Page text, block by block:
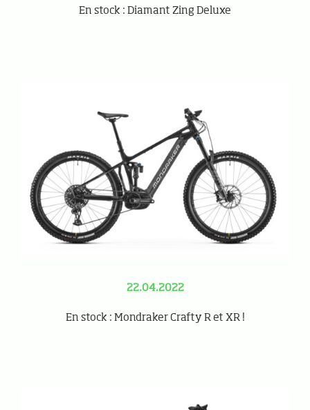
En stock : Diamant Zing Deluxe
22.04.2022
En stock : Mondraker Crafty R et XR !